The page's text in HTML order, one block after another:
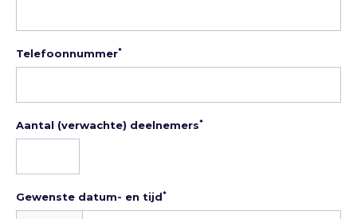
Telefoonnummer*
Aantal (verwachte) deelnemers*
Gewenste datum- en tijd*